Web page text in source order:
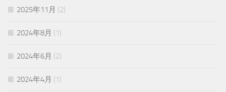
2025年11月 (2)
2024年8月 (1)
2024年6月 (2)
2024年4月 (1)